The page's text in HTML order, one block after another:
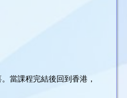
當課程完結後回到香港，